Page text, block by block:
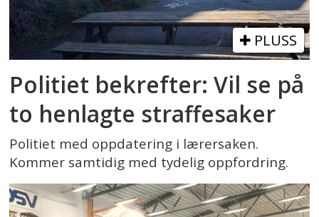
PLUSS
Politiet bekrefter: Vil se på
to henlagte straffesaker
Politiet med oppdatering i lærersaken.
Kommer samtidig med tydelig oppfordring.